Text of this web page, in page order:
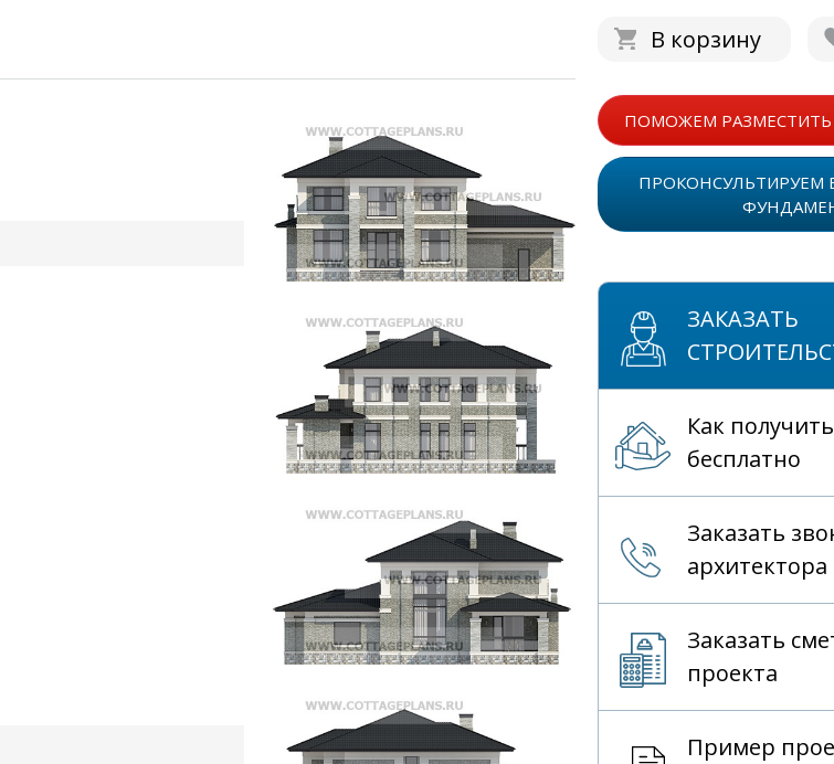
В корзину
ПОМОЖЕМ РАЗМЕСТИТЬ
ПРОКОНСУЛЬТИРУЕМ
ЗАКАЗАТЬ
Как
бесплатно
Заказать
архитектора
Заказать
проекта
Пример